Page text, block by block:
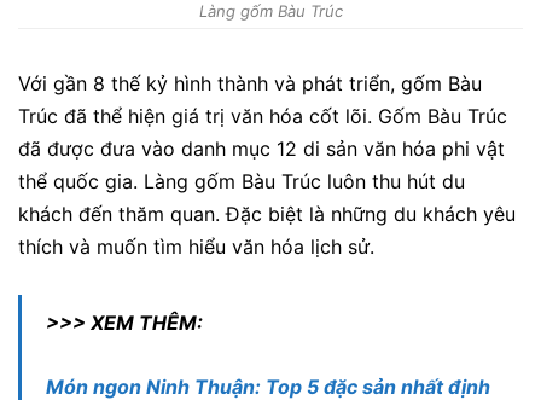
Làng gốm Bàu Trúc
Với gần 8 thế kỷ hình thành và phát triển, gốm Bàu
Trúc đã thể hiện giá trị văn hóa cốt lõi. Gốm Bàu Trúc
đã được đưa vào danh mục 12 di sản văn hóa phi vật
thể quốc gia. Làng gốm Bàu Trúc luôn thu hút du
khách đến thăm quan. Đặc biệt là những du khách yêu
thích và muốn tìm hiểu văn hóa lịch sử.
>>> XEM THÊM:
Món ngon Ninh Thuận: Top 5 đặc sản nhất định